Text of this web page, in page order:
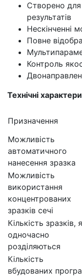
Створено для
результатів
Нескінченні
Повне
Контроль
Технічні
Призначення
Можливість
автоматичного
нанесення зразка
Можливість
використання
концентрованих
зразків сечі
Кількість зразків,
одночасно
розділяються
Кількість
вбудованих